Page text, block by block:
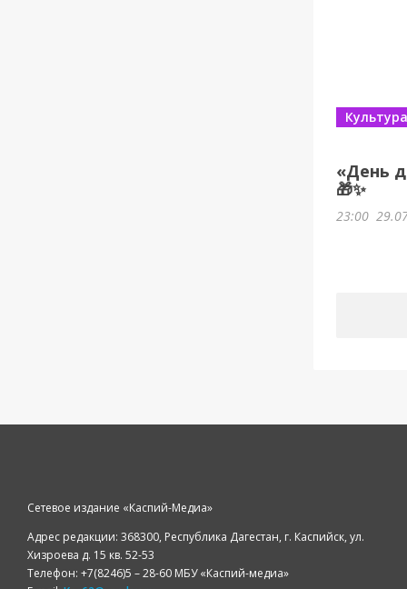
«День
🎁✨
Культура
23:00
Сетевое издание «Каспий-Медиа»
Адрес редакции: 368300, Республика Дагестан, г. Каспийск, ул.
Хизроева д. 15 кв. 52-53
Телефон: +7(8246)5 – 28-60 МБУ «Каспий-медиа»